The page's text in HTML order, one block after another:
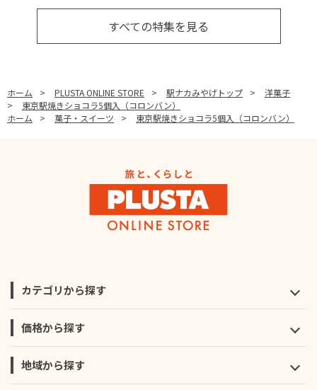
すべての特集を見る
ホーム > PLUSTA ONLINE STORE > 駅ナカみやげトップ >
洋菓子
>
東京駅焼きショコラ5個入（コロンバン）
ホーム
> 菓子・スイーツ > 東京駅焼きショコラ5個入（コロンバン）
カテゴリから探す
価格から探す
地域から探す